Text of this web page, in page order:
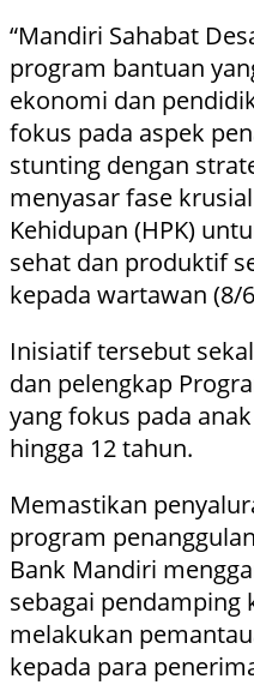
“Mandiri Sahabat
program bantuan
ekonomi dan
fokus pada aspek
stunting dengan
menyasar fase
Kehidupan (HPK)
sehat dan produktif
kepada wartawan (8/
Inisiatif tersebut
dan pelengkap
yang fokus pada
hingga 12 tahun.
Memastikan
program
Bank Mandiri
sebagai pendamping
melakukan
kepada para